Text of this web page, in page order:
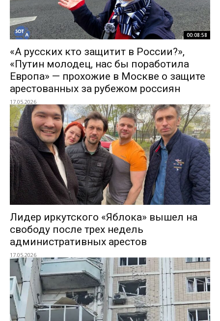
00:08:58
«А русских кто защитит в России?»,
«Путин молодец, нас бы поработила
Европа» — прохожие в Москве о защите
арестованных за рубежом россиян
17.05.2026
Лидер иркутского «Яблока» вышел на
свободу после трех недель
административных арестов
17.05.2026